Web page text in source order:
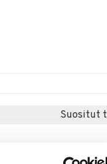
Suositut